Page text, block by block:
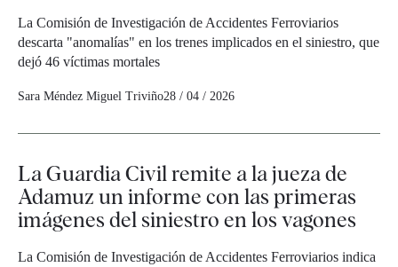
La Comisión de Investigación de Accidentes Ferroviarios
descarta "anomalías" en los trenes implicados en el siniestro, que
dejó 46 víctimas mortales
Sara Méndez Miguel Triviño28 / 04 / 2026
La Guardia Civil remite a la jueza de
Adamuz un informe con las primeras
imágenes del siniestro en los vagones
La Comisión de Investigación de Accidentes Ferroviarios indica